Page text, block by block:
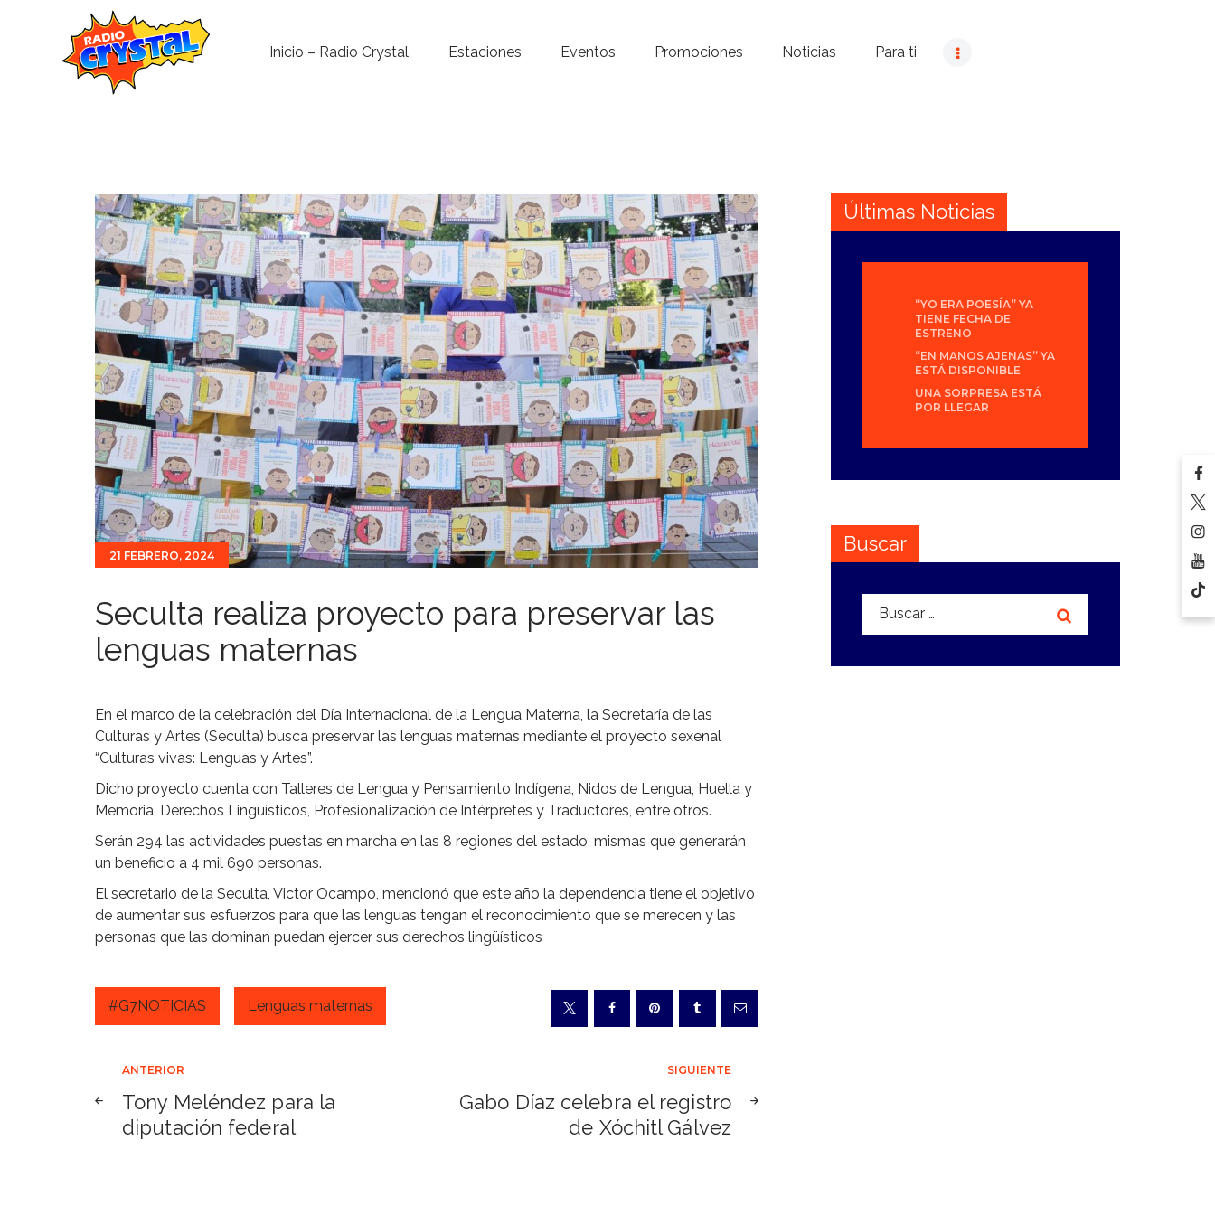
Inicio – Radio Crystal Estaciones Eventos Promociones Noticias Para ti
Noticias
Para ti
Contacto
21 FEBRERO, 2024
Seculta realiza proyecto para preservar las
lenguas maternas
En el marco de la celebración del Día Internacional de la Lengua Materna, la Secretaría de las
Culturas y Artes (Seculta) busca preservar las lenguas maternas mediante el proyecto sexenal
“Culturas vivas: Lenguas y Artes”.
Dicho proyecto cuenta con Talleres de Lengua y Pensamiento Indígena, Nidos de Lengua, Huella y
Memoria, Derechos Lingüísticos, Profesionalización de Intérpretes y Traductores, entre otros.
Serán 294 las actividades puestas en marcha en las 8 regiones del estado, mismas que generarán
un beneficio a 4 mil 690 personas.
El secretario de la Seculta, Victor Ocampo, mencionó que este año la dependencia tiene el objetivo
de aumentar sus esfuerzos para que las lenguas tengan el reconocimiento que se merecen y las
personas que las dominan puedan ejercer sus derechos lingüísticos
#G7NOTICIAS Lenguas maternas
Navegación
de
ANTERIOR
Tony Meléndez para la
diputación federal
SIGUIENTE
Gabo Díaz celebra el registro
de Xóchitl Gálvez
Últimas Noticias
“YO ERA POESÍA” YA
TIENE FECHA DE
ESTRENO
“EN MANOS AJENAS” YA
ESTÁ DISPONIBLE
UNA SORPRESA ESTÁ
POR LLEGAR
Buscar
Buscar: